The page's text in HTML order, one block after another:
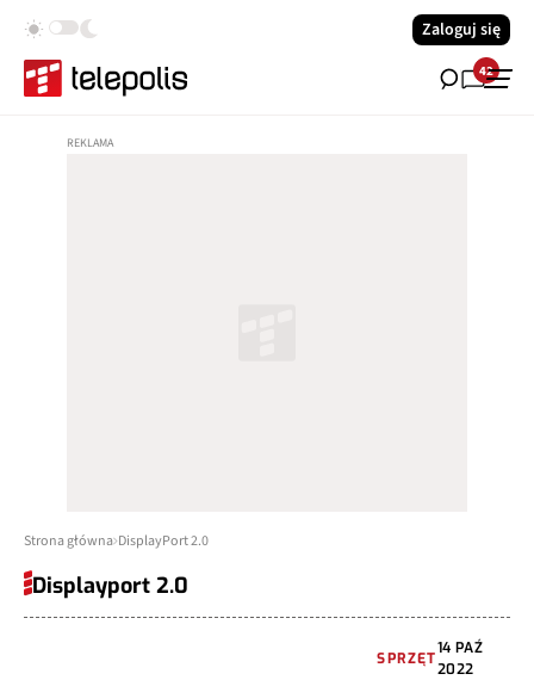
Zaloguj się
42
Strona główna DisplayPort 2.0
Displayport 2.0
SPRZĘT
14 PAŹ
2022